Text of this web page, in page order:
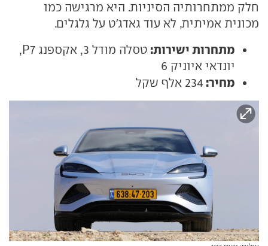
חלק ממתחרותיה הסיניות. היא מרגישה כמו
מכונית אמיתית, לא עוד גאדג'ט על גלגלים.
מתחרות ישירות:
טסלה מודל 3, אקספנג P7,
יונדאי איוניק 6
מחיר: 234 אלף שקל